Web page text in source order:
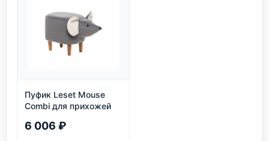
Пуфик Leset Mouse
Combi для прихожей
6 006 ₽